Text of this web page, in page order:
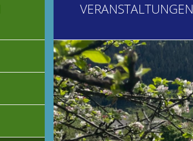
VERANSTALTUNGEN